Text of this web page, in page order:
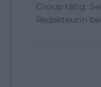
Group tätig.
Redakteurin